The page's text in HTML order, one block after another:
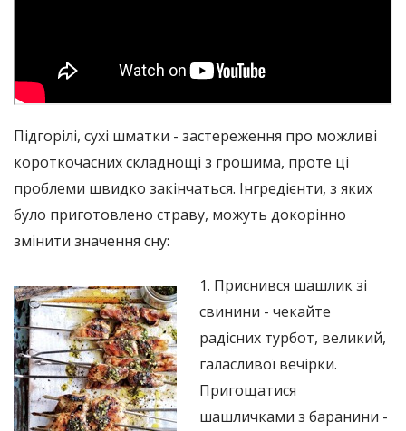
Підгорілі, сухі шматки - застереження про можливі
короткочасних складнощі з грошима, проте ці
проблеми швидко закінчаться. Інгредієнти, з яких
було приготовлено страву, можуть докорінно
змінити значення сну:
1. Приснився шашлик зі
свинини - чекайте
радісних турбот, великий,
галасливої ​​вечірки.
Пригощатися
шашличками з баранини -